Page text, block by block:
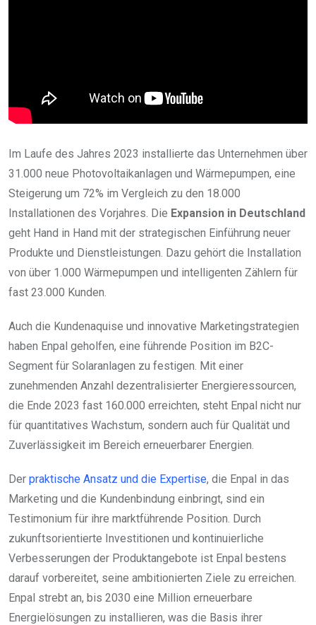
Im Laufe des Jahres 2023 installierte das Unternehmen über
31.000 neue Photovoltaikanlagen und Wärmepumpen, eine
Steigerung um 72% im Vergleich zu den 18.000
Installationen des Vorjahres. Die Expansion in Deutschland
geht Hand in Hand mit der strategischen Einführung neuer
Produkte und Dienstleistungen. Dazu gehört die Installation
von über 1.000 Wärmepumpen und intelligenten Zählern für
fast 23.000 Kunden.
Auch die Kundenaquise und innovative Marketingstrategien
haben Enpal geholfen, eine führende Position im B2C-
Segment für Solaranlagen zu festigen. Mit einer
zunehmenden Anzahl dezentralisierter Energieressourcen,
die Ende 2023 fast 160.000 erreichten, steht Enpal nicht nur
für quantitatives Wachstum, sondern auch für Qualität und
Zuverlässigkeit im Bereich erneuerbarer Energien.
Der praktische Ansatz und die Expertise, die Enpal in das
Marketing und die Kundenbindung einbringt, sind ein
Testimonium für ihre marktführende Position. Durch
zukunftsorientierte Investitionen und kontinuierliche
Verbesserungen der Produktangebote ist Enpal bestens
darauf vorbereitet, seine ambitionierten Ziele zu erreichen.
Enpal strebt an, bis 2030 eine Million erneuerbare
Energielösungen zu installieren, was die Basis ihrer